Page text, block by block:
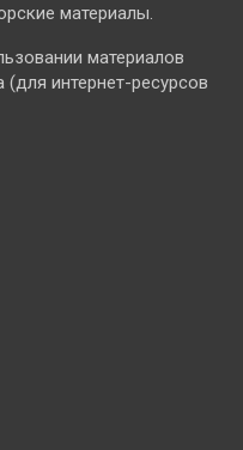
материалы.
материалов
интернет-ресурсов